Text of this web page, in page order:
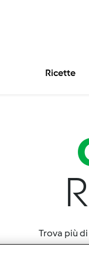
Ricette
Trova più di